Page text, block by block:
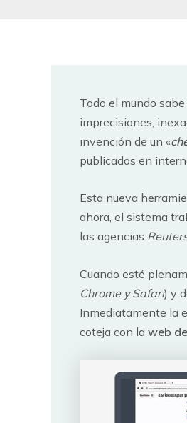
Todo el mundo sabe
imprecisiones,
invención de un «
publicados en
Esta nueva
ahora, el sistema
las agencias
Cuando esté
Chrome y Safari) y
Inmediatamente la
coteja con la web